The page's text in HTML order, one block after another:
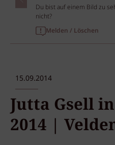
Du bist auf einem Bild zu
nicht?
Melden / Löschen
15.09.2014
Jutta Gsell
2014 |